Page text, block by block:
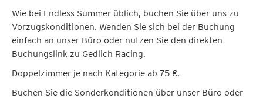
Wie bei Endless Summer üblich, buchen Sie über uns zu
Vorzugskonditionen. Wenden Sie sich bei der Buchung
einfach an unser Büro oder nutzen Sie den direkten
Buchungslink zu Gedlich Racing.
Doppelzimmer je nach Kategorie ab 75 €.
Buchen Sie die Sonderkonditionen über unser Büro oder